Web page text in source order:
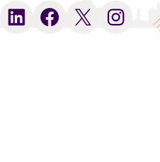
LinkedIn Facebook X Instagram